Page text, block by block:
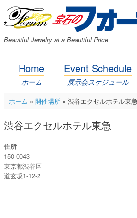
Beautiful Jewelry at a Beautiful Price
Home
ホーム
Event Schedule
展示会スケジュール
ホーム » 開催場所» 渋谷エクセルホテル東急
渋谷エクセルホテル東急
住所
150-0043
東京都渋谷区
道玄坂1-12-2